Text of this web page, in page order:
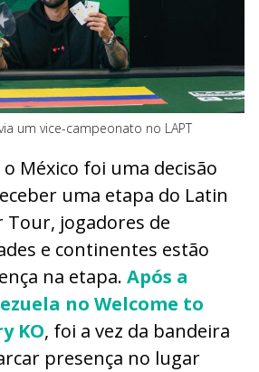
um vice-campeonato no LAPT
México foi uma decisão
uma etapa do Latin
Tour, jogadores de
e continentes estão
na etapa. Após a
no Welcome to
KO, foi a vez da bandeira
presença no lugar